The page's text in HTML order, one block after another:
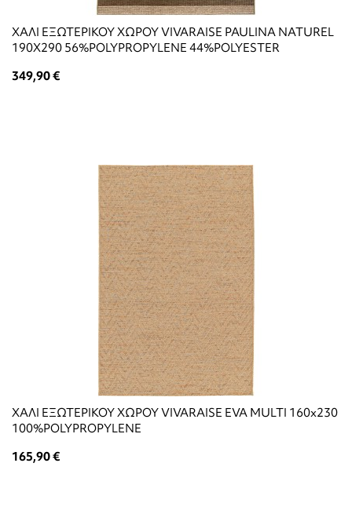
ΧΑΛΙ ΕΞΩΤΕΡΙΚΟΥ ΧΩΡΟΥ VIVARAISE PAULINA NATUREL
190X290 56%POLYPROPYLENE 44%POLYESTER
349,90 €
ΧΑΛΙ ΕΞΩΤΕΡΙΚΟΥ ΧΩΡΟΥ VIVARAISE EVA MULTI 160x230
100%POLYPROPYLENE
165,90 €